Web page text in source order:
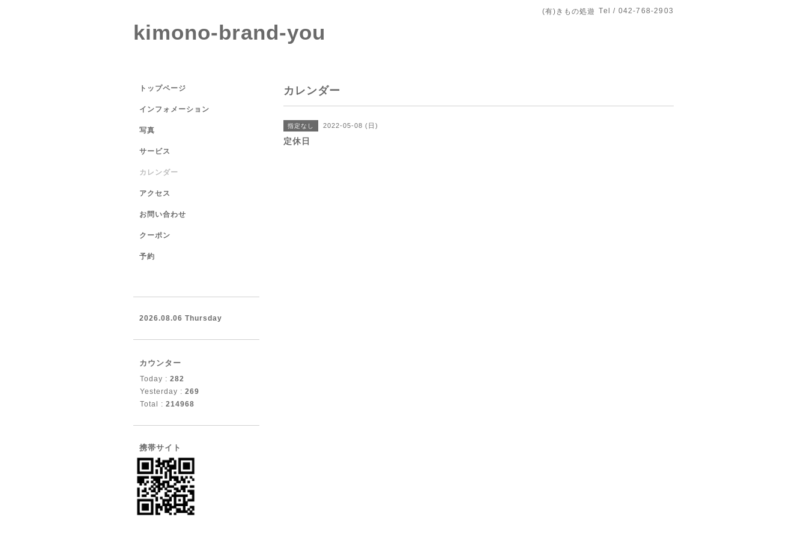
(有)きもの処遊 Tel / 042-768-2903
kimono-brand-you
カレンダー
指定なし 2022-05-08 (日)
定休日
トップページ
インフォメーション
写真
サービス
カレンダー
アクセス
お問い合わせ
クーポン
予約
2026.08.06 Thursday
カウンター
Today : 282
Yesterday : 269
Total : 214968
携帯サイト